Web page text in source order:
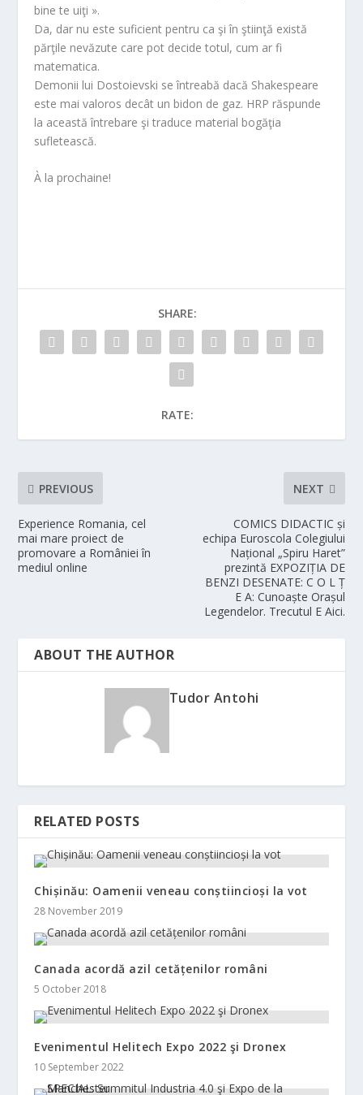
bine te uiţi ».
Da, dar nu este suficient pentru ca şi în ştiinţă există
părţile nevăzute care pot decide totul, cum ar fi
matematica.
Demonii lui Dostoievski se întreabă dacă Shakespeare
este mai valoros decât un bidon de gaz. HRP răspunde
la această întrebare şi traduce material bogăţia
sufletească.
À la prochaine!
SHARE:
RATE:
PREVIOUS
Experience Romania, cel
mai mare proiect de
promovare a României în
mediul online
NEXT
COMICS DIDACTIC și
echipa Euroscola Colegiului
Național „Spiru Haret”
prezintă EXPOZIȚIA DE
BENZI DESENATE: C O L Ț
E A: Cunoaște Orașul
Legendelor. Trecutul E Aici.
ABOUT THE AUTHOR
Tudor Antohi
RELATED POSTS
Chișinău: Oamenii veneau conștiincioși la vot
28 November 2019
Canada acordă azil cetățenilor români
5 October 2018
Evenimentul Helitech Expo 2022 şi Dronex
10 September 2022